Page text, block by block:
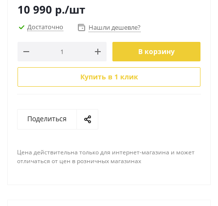
10 990 р./шт
Достаточно Нашли дешевле?
В корзину
Купить в 1 клик
Поделиться
Цена действительна только для интернет-магазина и может
отличаться от цен в розничных магазинах